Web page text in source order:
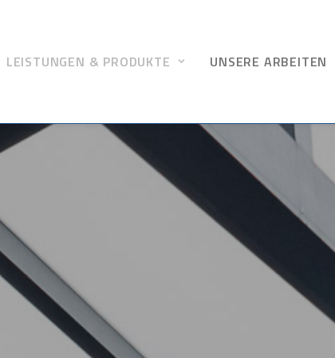
LEISTUNGEN & PRODUKTE UNSERE ARBEITEN